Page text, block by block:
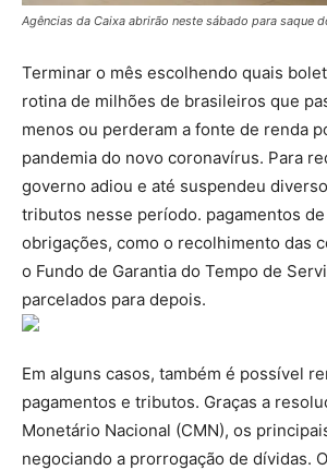
Agências da Caixa abrirão neste sábado para saque
Terminar o mês escolhendo quais
rotina de milhões de brasileiros que
menos ou perderam a fonte de renda
pandemia do novo coronavírus. Para
governo adiou e até suspendeu
tributos nesse período. pagamentos
obrigações, como o recolhimento das
o Fundo de Garantia do Tempo de
parcelados para depois.
Em alguns casos, também é possível
pagamentos e tributos. Graças a
Monetário Nacional (CMN), os
negociando a prorrogação de dívidas.